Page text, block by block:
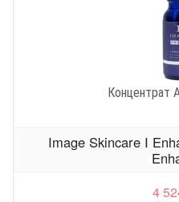
Концентрат
Image Skincare I
4